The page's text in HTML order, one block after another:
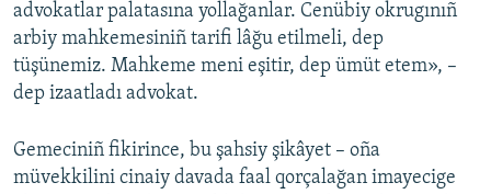
advokatlar palatasına yollağanlar. Cenübiy okrugınıñ
arbiy mahkemesiniñ tarifi lâğu etilmeli, dep
tüşünemiz. Mahkeme meni eşitir, dep ümüt etem», –
dep izaatladı advokat.
Gemeciniñ fikirince, bu şahsiy şikâyet – oña
müvekkilini cinaiy davada faal qorçalağan imayecige